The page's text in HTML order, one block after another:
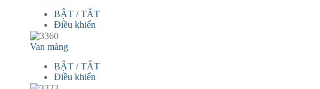
BẬT / TẮT
Điều khiển
Van màng
BẬT / TẮT
Điều khiển